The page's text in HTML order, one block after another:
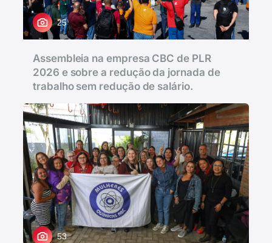
25
Assembleia na empresa CBC de PLR
2026 e sobre a redução da jornada de
trabalho sem redução de salário.
53